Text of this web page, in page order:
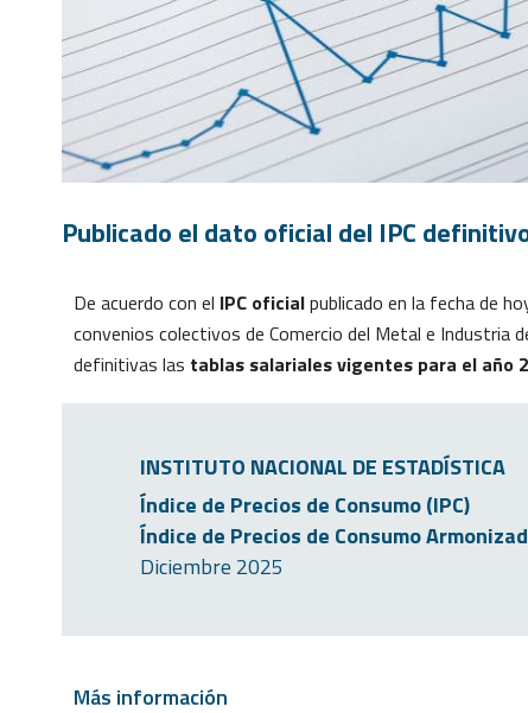
Publicado el dato oficial del IPC
De acuerdo con el IPC oficialpublicado en la fecha de
convenios colectivos de Comercio del Metal e Industria
definitivas las tablas salariales vigentes para el año
INSTITUTO NACIONAL DE ESTADÍSTICA
Índice de Precios de Consumo (IPC)
Índice de Precios de Consumo
Diciembre 2025
Más información